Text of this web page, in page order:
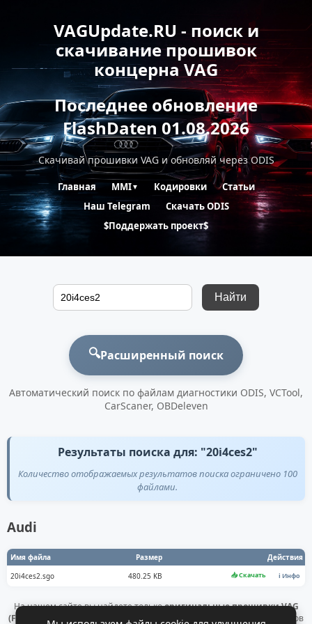
VAGUpdate.RU - поиск и
скачивание прошивок
концерна VAG
Последнее обновление
FlashDaten 01.08.2026
Скачивай прошивки VAG и обновляй через ODIS
Главная MMI▼ Кодировки
Статьи
Наш Telegram
Скачать ODIS
$Поддержать проект$
Найти
🔍Расширенный поиск
Автоматический поиск по файлам диагностики ODIS, VCTool,
CarScaner, OBDeleven
Результаты поиска для: "20i4ces2"
Количество отображаемых результатов поиска ограничено 100
файлами.
Audi
Имя файла Размер
Действия
20i4ces2.sgo
480.25 KB 📥 Скачать ℹ️ Инфо
На нашем сайте вы найдете толькооригинальные прошивки VAG
(Flashdaten)
. Все файлы получены напрямую с официальных серверов